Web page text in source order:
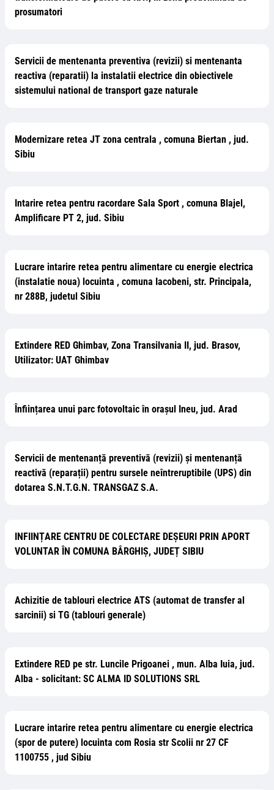
prosumatori
Servicii de mentenanta preventiva (revizii) si mentenanta
reactiva (reparatii) la instalatii electrice din obiectivele
sistemului national de transport gaze naturale
Modernizare retea JT zona centrala , comuna Biertan , jud.
Sibiu
Intarire retea pentru racordare Sala Sport , comuna Blajel,
Amplificare PT 2, jud. Sibiu
Lucrare intarire retea pentru alimentare cu energie electrica
(instalatie noua) locuinta , comuna Iacobeni, str. Principala,
nr 288B, judetul Sibiu
Extindere RED Ghimbav, Zona Transilvania II, jud. Brasov,
Utilizator: UAT Ghimbav
Înființarea unui parc fotovoltaic în orașul Ineu, jud. Arad
Servicii de mentenanță preventivă (revizii) și mentenanță
reactivă (reparații) pentru sursele neîntreruptibile (UPS) din
dotarea S.N.T.G.N. TRANSGAZ S.A.
INFIINȚARE CENTRU DE COLECTARE DEȘEURI PRIN APORT
VOLUNTAR ÎN COMUNA BÂRGHIȘ, JUDEȚ SIBIU
Achizitie de tablouri electrice ATS (automat de transfer al
sarcinii) si TG (tablouri generale)
Extindere RED pe str. Luncile Prigoanei , mun. Alba Iuia, jud.
Alba - solicitant: SC ALMA ID SOLUTIONS SRL
Lucrare intarire retea pentru alimentare cu energie electrica
(spor de putere) locuinta com Rosia str Scolii nr 27 CF
1100755 , jud Sibiu